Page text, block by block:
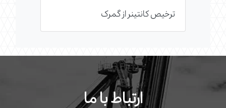
ترخیص کانتینر از گمرک
ارتباط با ما